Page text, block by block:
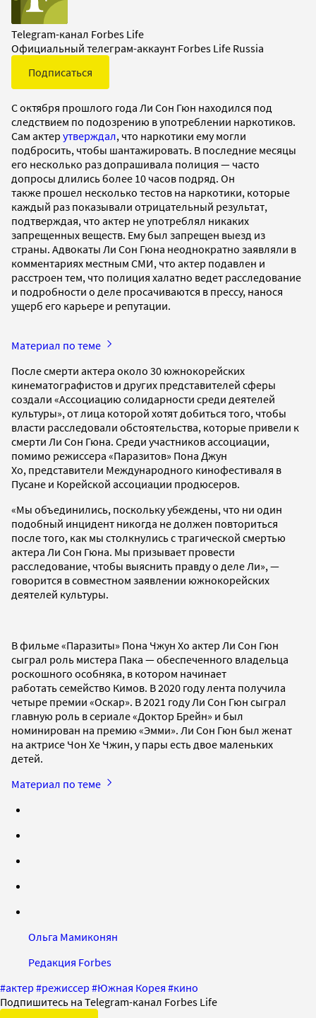
Telegram-канал Forbes Life
Официальный телеграм-аккаунт Forbes Life Russia
Подписаться
С октября прошлого года Ли Сон Гюн находился под
следствием по подозрению в употреблении наркотиков.
Сам актер утверждал, что наркотики ему могли
подбросить, чтобы шантажировать. В последние месяцы
его несколько раз допрашивала полиция — часто
допросы длились более 10 часов подряд. Он
также прошел несколько тестов на наркотики, которые
каждый раз показывали отрицательный результат,
подтверждая, что актер не употреблял никаких
запрещенных веществ. Ему был запрещен выезд из
страны. Адвокаты Ли Сон Гюна неоднократно заявляли в
комментариях местным СМИ, что актер подавлен и
расстроен тем, что полиция халатно ведет расследование
и подробности о деле просачиваются в прессу, нанося
ущерб его карьере и репутации.
Материал по теме
После смерти актера около 30 южнокорейских
кинематографистов и других представителей сферы
создали «Ассоциацию солидарности среди деятелей
культуры», от лица которой хотят добиться того, чтобы
власти расследовали обстоятельства, которые привели к
смерти Ли Сон Гюна. Среди участников ассоциации,
помимо режиссера «Паразитов» Пона Джун
Хо, представители Международного кинофестиваля в
Пусане и Корейской ассоциации продюсеров.
«Мы объединились, поскольку убеждены, что ни один
подобный инцидент никогда не должен повториться
после того, как мы столкнулись с трагической смертью
актера Ли Сон Гюна. Мы призывает провести
расследование, чтобы выяснить правду о деле Ли», —
говорится в совместном заявлении южнокорейских
деятелей культуры.
В фильме «Паразиты» Пона Чжун Хо актер Ли Сон Гюн
сыграл роль мистера Пака — обеспеченного владельца
роскошного особняка, в котором начинает
работать семейство Кимов. В 2020 году лента получила
четыре премии «Оскар». В 2021 году Ли Сон Гюн сыграл
главную роль в сериале «Доктор Брейн» и был
номинирован на премию «Эмми». Ли Сон Гюн был женат
на актрисе Чон Хе Чжин, у пары есть двое маленьких
детей.
Материал по теме
Ольга Мамиконян
Редакция Forbes
#актер #режиссер #Южная Корея #кино
Подпишитесь на Telegram-канал Forbes Life